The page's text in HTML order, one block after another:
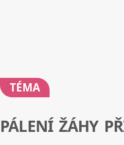
TÉMA
PÁLENÍ ŽÁHY